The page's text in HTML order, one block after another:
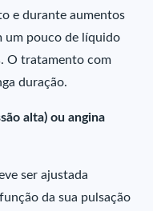
e durante aumentos
um pouco de líquido
O tratamento com
duração.
alta) ou angina
ser ajustada
da sua pulsação